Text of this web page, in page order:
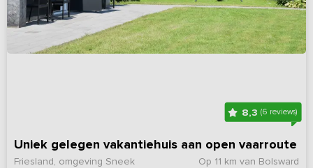
8,3(6 reviews)
Uniek gelegen vakantiehuis aan open vaarroute
Op 11 km van Bolsward
Friesland, omgeving Sneek